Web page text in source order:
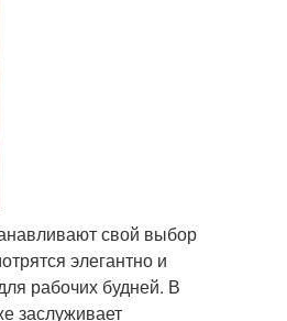
свой выбор
элегантно и
рабочих будней. В
заслуживает